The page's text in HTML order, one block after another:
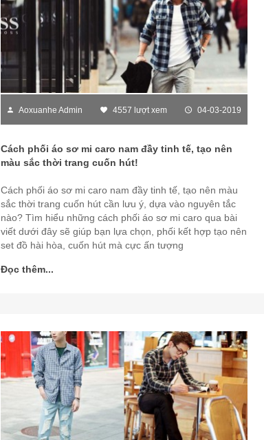
Aoxuanhe Admin 4557 lượt xem 04-03-2019
Cách phối áo sơ mi caro nam đầy tinh tế, tạo nên
màu sắc thời trang cuốn hút!
Cách phối áo sơ mi caro nam đầy tinh tế, tạo nên màu
sắc thời trang cuốn hút cần lưu ý, dựa vào nguyên tắc
nào? Tìm hiểu những cách phối áo sơ mi caro qua bài
viết dưới đây sẽ giúp bạn lựa chọn, phối kết hợp tạo nên
set đồ hài hòa, cuốn hút mà cực ấn tượng
Đọc thêm...